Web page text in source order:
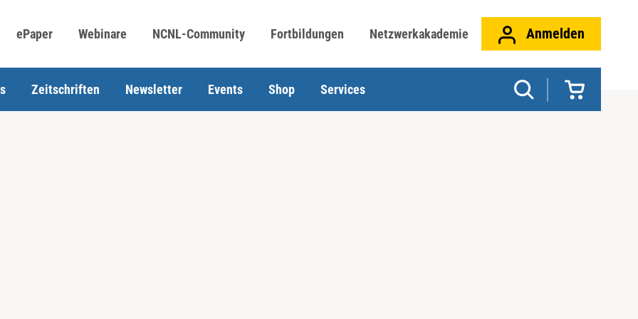
ePaper Webinare NCNL-Community Fortbildungen Netzwerkakademie Anmelden
Zeitschriften Newsletter Events Shop Services